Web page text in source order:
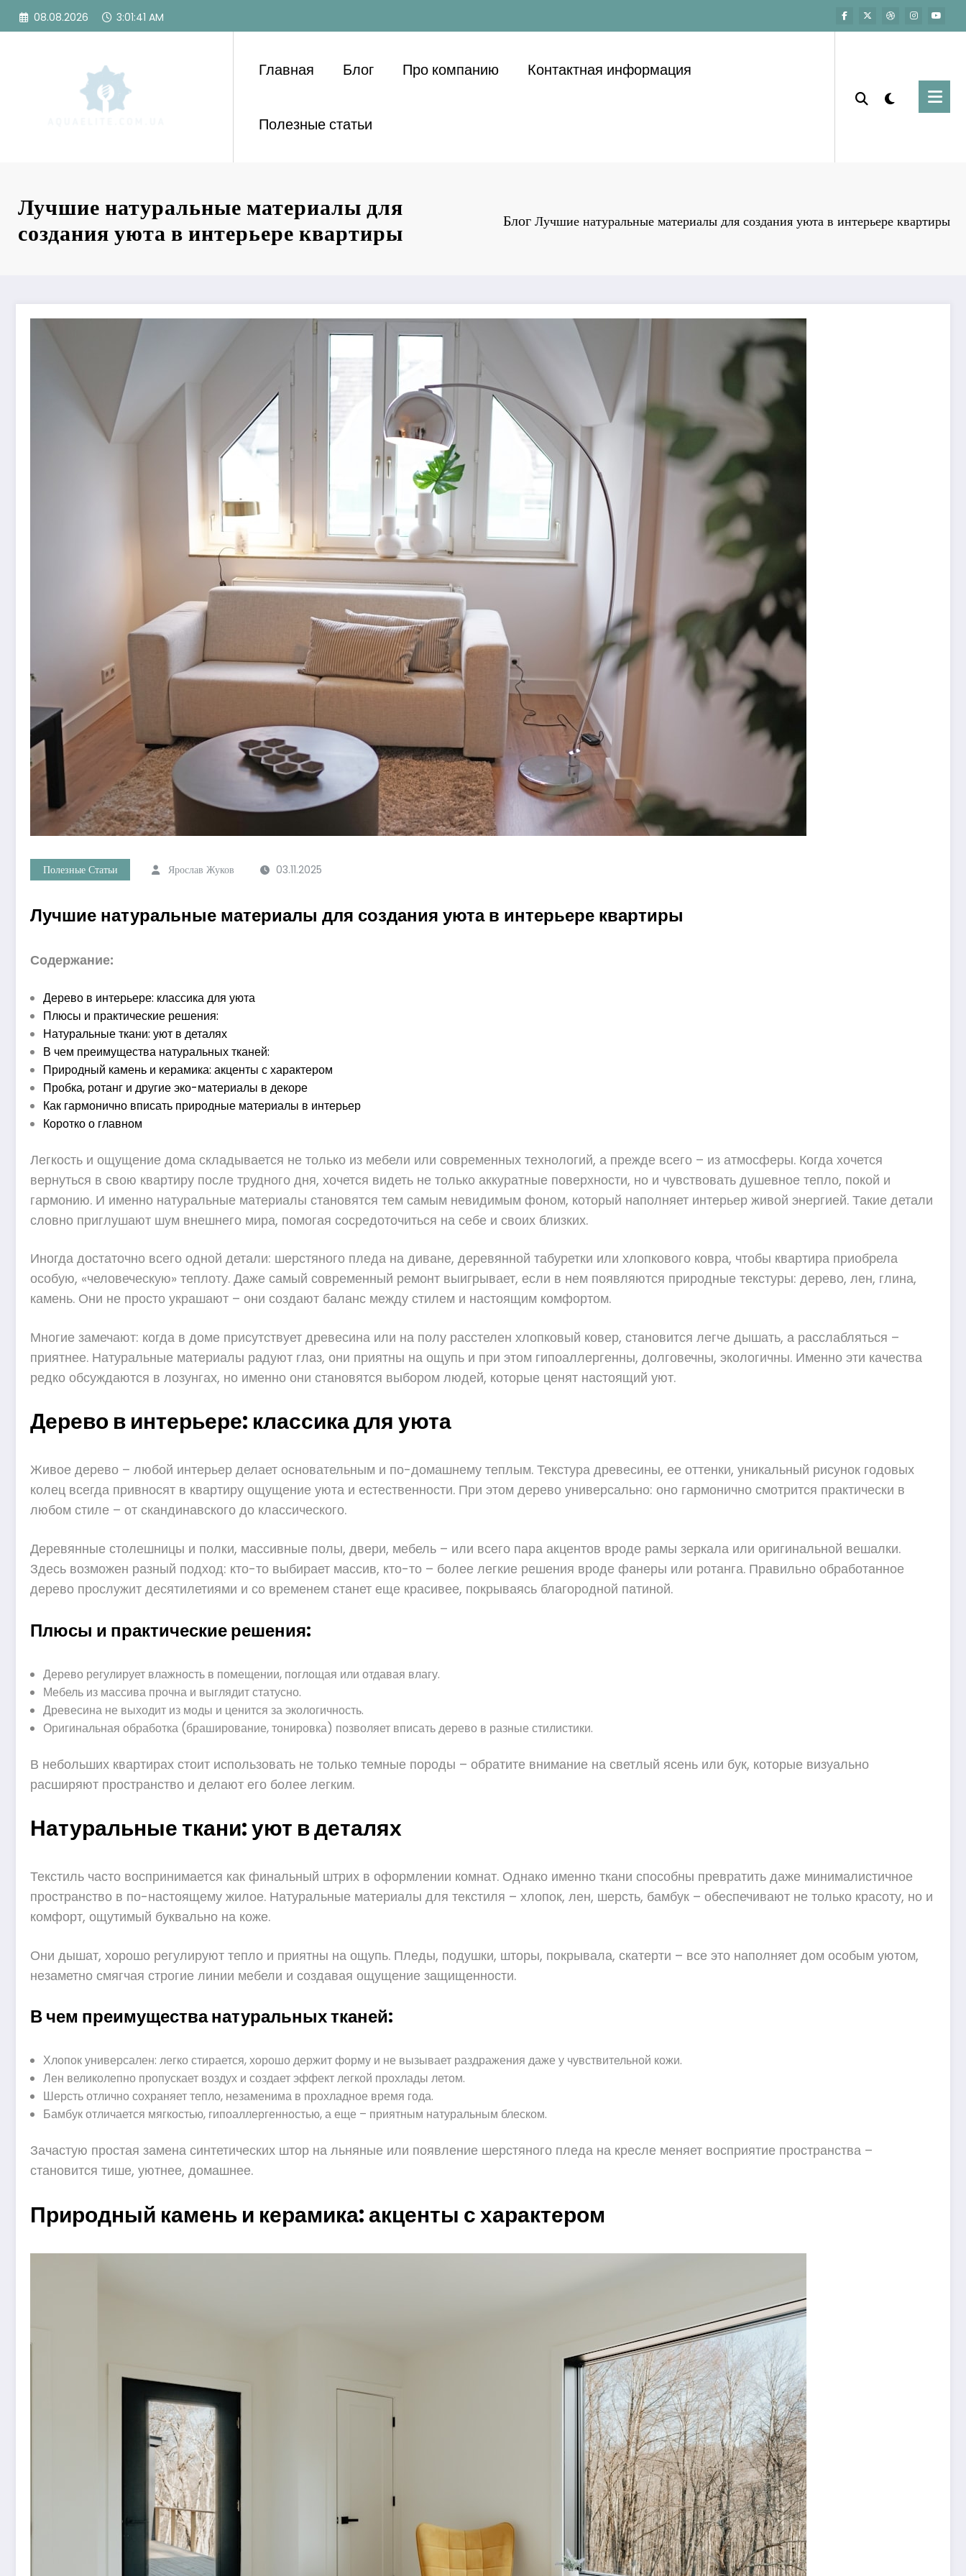
Перейти
08.08.2026 3:01:42 AM
Главная Блог Про компанию Контактная информация
Полезные статьи
Лучшие натуральные материалы для
создания уюта в интерьере квартиры
Блог Лучшие натуральные материалы для создания уюта в интерьере квартиры
Полезные Статьи Ярослав Жуков 03.11.2025
Лучшие натуральные материалы для создания уюта в интерьере квартиры
Содержание:
Дерево в интерьере: классика для уюта
Плюсы и практические решения:
Натуральные ткани: уют в деталях
В чем преимущества натуральных тканей:
Природный камень и керамика: акценты с характером
Пробка, ротанг и другие эко-материалы в декоре
Как гармонично вписать природные материалы в интерьер
Коротко о главном
Легкость и ощущение дома складывается не только из мебели или современных технологий, а прежде всего – из атмосферы. Когда хочется
вернуться в свою квартиру после трудного дня, хочется видеть не только аккуратные поверхности, но и чувствовать душевное тепло, покой и
гармонию. И именно натуральные материалы становятся тем самым невидимым фоном, который наполняет интерьер живой энергией. Такие детали
словно приглушают шум внешнего мира, помогая сосредоточиться на себе и своих близких.
Иногда достаточно всего одной детали: шерстяного пледа на диване, деревянной табуретки или хлопкового ковра, чтобы квартира приобрела
особую, «человеческую» теплоту. Даже самый современный ремонт выигрывает, если в нем появляются природные текстуры: дерево, лен, глина,
камень. Они не просто украшают – они создают баланс между стилем и настоящим комфортом.
Многие замечают: когда в доме присутствует древесина или на полу расстелен хлопковый ковер, становится легче дышать, а расслабляться –
приятнее. Натуральные материалы радуют глаз, они приятны на ощупь и при этом гипоаллергенны, долговечны, экологичны. Именно эти качества
редко обсуждаются в лозунгах, но именно они становятся выбором людей, которые ценят настоящий уют.
Дерево в интерьере: классика для уюта
Живое дерево – любой интерьер делает основательным и по-домашнему теплым. Текстура древесины, ее оттенки, уникальный рисунок годовых
колец всегда привносят в квартиру ощущение уюта и естественности. При этом дерево универсально: оно гармонично смотрится практически в
любом стиле – от скандинавского до классического.
Деревянные столешницы и полки, массивные полы, двери, мебель – или всего пара акцентов вроде рамы зеркала или оригинальной вешалки.
Здесь возможен разный подход: кто-то выбирает массив, кто-то – более легкие решения вроде фанеры или ротанга. Правильно обработанное
дерево прослужит десятилетиями и со временем станет еще красивее, покрываясь благородной патиной.
Плюсы и практические решения:
Дерево регулирует влажность в помещении, поглощая или отдавая влагу.
Мебель из массива прочна и выглядит статусно.
Древесина не выходит из моды и ценится за экологичность.
Оригинальная обработка (браширование, тонировка) позволяет вписать дерево в разные стилистики.
В небольших квартирах стоит использовать не только темные породы – обратите внимание на светлый ясень или бук, которые визуально
расширяют пространство и делают его более легким.
Натуральные ткани: уют в деталях
Текстиль часто воспринимается как финальный штрих в оформлении комнат. Однако именно ткани способны превратить даже минималистичное
пространство в по-настоящему жилое. Натуральные материалы для текстиля – хлопок, лен, шерсть, бамбук – обеспечивают не только красоту, но и
комфорт, ощутимый буквально на коже.
Они дышат, хорошо регулируют тепло и приятны на ощупь. Пледы, подушки, шторы, покрывала, скатерти – все это наполняет дом особым уютом,
незаметно смягчая строгие линии мебели и создавая ощущение защищенности.
В чем преимущества натуральных тканей:
Хлопок универсален: легко стирается, хорошо держит форму и не вызывает раздражения даже у чувствительной кожи.
Лен великолепно пропускает воздух и создает эффект легкой прохлады летом.
Шерсть отлично сохраняет тепло, незаменима в прохладное время года.
Бамбук отличается мягкостью, гипоаллергенностью, а еще – приятным натуральным блеском.
Зачастую простая замена синтетических штор на льняные или появление шерстяного пледа на кресле меняет восприятие пространства –
становится тише, уютнее, домашнее.
Природный камень и керамика: акценты с характером